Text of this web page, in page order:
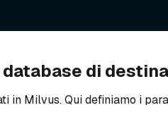
di
in Milvus. Qui definiamo i